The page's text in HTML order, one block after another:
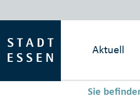
Aktuell
Sie